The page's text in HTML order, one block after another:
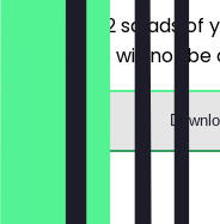
You order 2 salads
priced one will not be